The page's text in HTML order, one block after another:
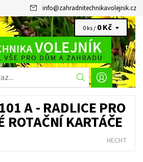
info@zahradnitechnikavolejnik.cz
0 ks / 0 Kč
A - RADLICE PRO
ROTAČNÍ KARTÁČE
HECHT